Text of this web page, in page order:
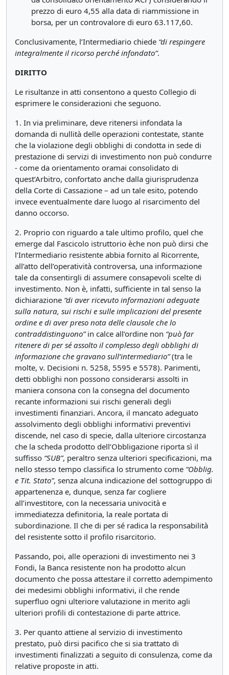
prezzo di euro 4,55 alla data di riammissione in
borsa, per un controvalore di euro 63.117,60.
Conclusivamente, l’Intermediario chiede “di respingere
integralmente il ricorso perché infondato”.
DIRITTO
Le risultanze in atti consentono a questo Collegio di
esprimere le considerazioni che seguono.
1. In via preliminare, deve ritenersi infondata la
domanda di nullità delle operazioni contestate, stante
che la violazione degli obblighi di condotta in sede di
prestazione di servizi di investimento non può condurre
- come da orientamento oramai consolidato di
quest’Arbitro, confortato anche dalla giurisprudenza
della Corte di Cassazione – ad un tale esito, potendo
invece eventualmente dare luogo al risarcimento del
danno occorso.
2. Proprio con riguardo a tale ultimo profilo, quel che
emerge dal Fascicolo istruttorio èche non può dirsi che
l’Intermediario resistente abbia fornito al Ricorrente,
all’atto dell’operatività controversa, una informazione
tale da consentirgli di assumere consapevoli scelte di
investimento. Non è, infatti, sufficiente in tal senso la
dichiarazione “di aver ricevuto informazioni adeguate
sulla natura, sui rischi e sulle implicazioni del presente
ordine e di aver preso nota delle clausole che lo
contraddistinguono”in calce all’ordine non “può far
ritenere di per sé assolto il complesso degli obblighi di
informazione che gravano sull’intermediario”(tra le
molte, v. Decisioni n. 5258, 5595 e 5578). Parimenti,
detti obblighi non possono considerarsi assolti in
maniera consona con la consegna del documento
recante informazioni sui rischi generali degli
investimenti finanziari. Ancora, il mancato adeguato
assolvimento degli obblighi informativi preventivi
discende, nel caso di specie, dalla ulteriore circostanza
che la scheda prodotto dell’Obbligazione riporta sì il
suffisso “SUB”, peraltro senza ulteriori specificazioni, ma
nello stesso tempo classifica lo strumento come “Obblig.
e Tit. Stato”, senza alcuna indicazione del sottogruppo di
appartenenza e, dunque, senza far cogliere
all’investitore, con la necessaria univocità e
immediatezza definitoria, la reale portata di
subordinazione. Il che di per sé radica la responsabilità
del resistente sotto il profilo risarcitorio.
Passando, poi, alle operazioni di investimento nei 3
Fondi, la Banca resistente non ha prodotto alcun
documento che possa attestare il corretto adempimento
dei medesimi obblighi informativi, il che rende
superfluo ogni ulteriore valutazione in merito agli
ulteriori profili di contestazione di parte attrice.
3. Per quanto attiene al servizio di investimento
prestato, può dirsi pacifico che si sia trattato di
investimenti finalizzati a seguito di consulenza, come da
relative proposte in atti.